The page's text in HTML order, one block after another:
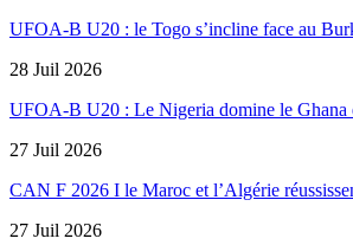
UFOA-B U20 : le Togo s’incline face au
28 Juil 2026
UFOA-B U20 : Le Nigeria domine le
27 Juil 2026
CAN F 2026 I le Maroc et l’Algérie
27 Juil 2026